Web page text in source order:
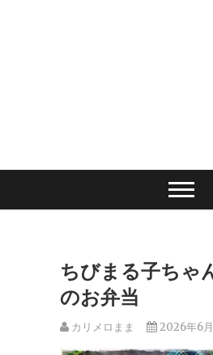
ちびまる子ちゃ
のお弁当
カリメロまま 2026年6